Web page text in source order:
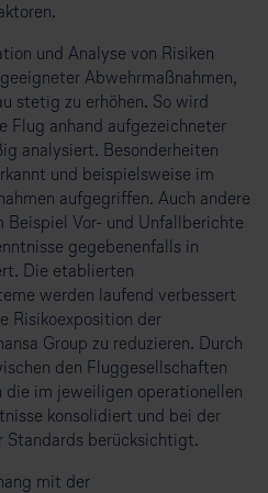
und Analyse von Risiken
Abwehrmaßnahmen,
stetig zu erhöhen. So wird
Flug anhand aufgezeichneter
analysiert. Besonderheiten
und beispielsweise im
aufgegriffen. Auch andere
Beispiel Vor- und Unfallberichte
gegebenenfalls in
Die etablierten
werden laufend verbessert
Risikoexposition der
Group zu reduzieren. Durch
den Fluggesellschaften
die im jeweiligen operationellen
konsolidiert und bei der
Standards berücksichtigt.
mit der